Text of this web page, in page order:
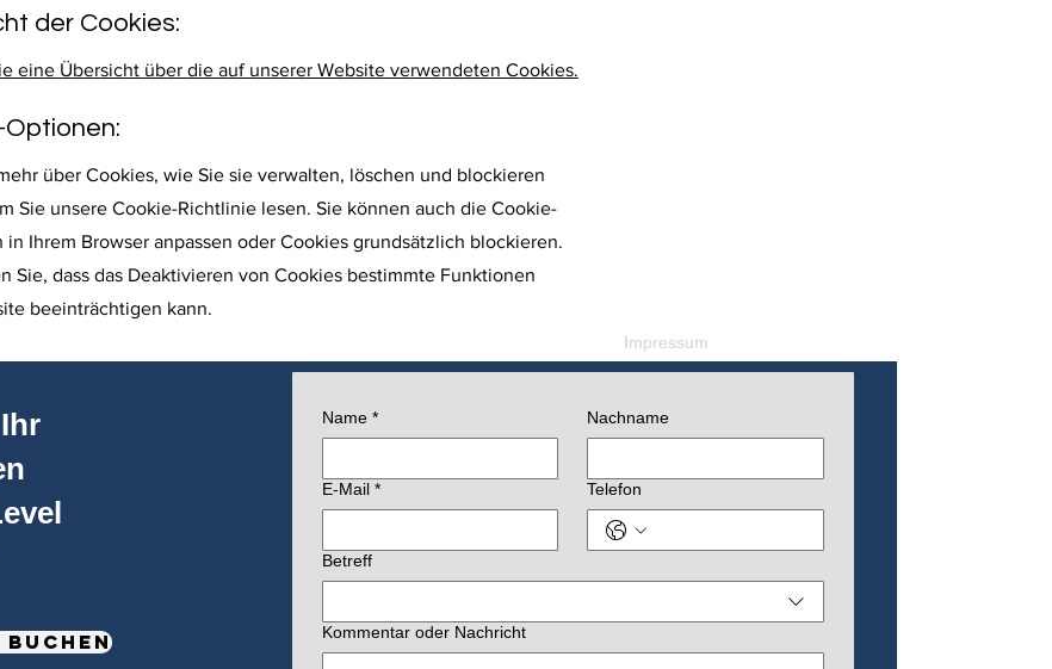
der Cookies:
eine Übersicht über die auf unserer Website verwendeten Cookies.
Optionen:
über Cookies, wie Sie sie verwalten, löschen und blockieren
Sie unsere Cookie-Richtlinie lesen. Sie können auch die Cookie-
in Ihrem Browser anpassen oder Cookies grundsätzlich blockieren.
Sie, dass das Deaktivieren von Cookies bestimmte Funktionen
beeinträchtigen kann.
Impressum
Impressum
Name * Nachname
E-Mail * Telefon
Betreff
Kommentar oder Nachricht